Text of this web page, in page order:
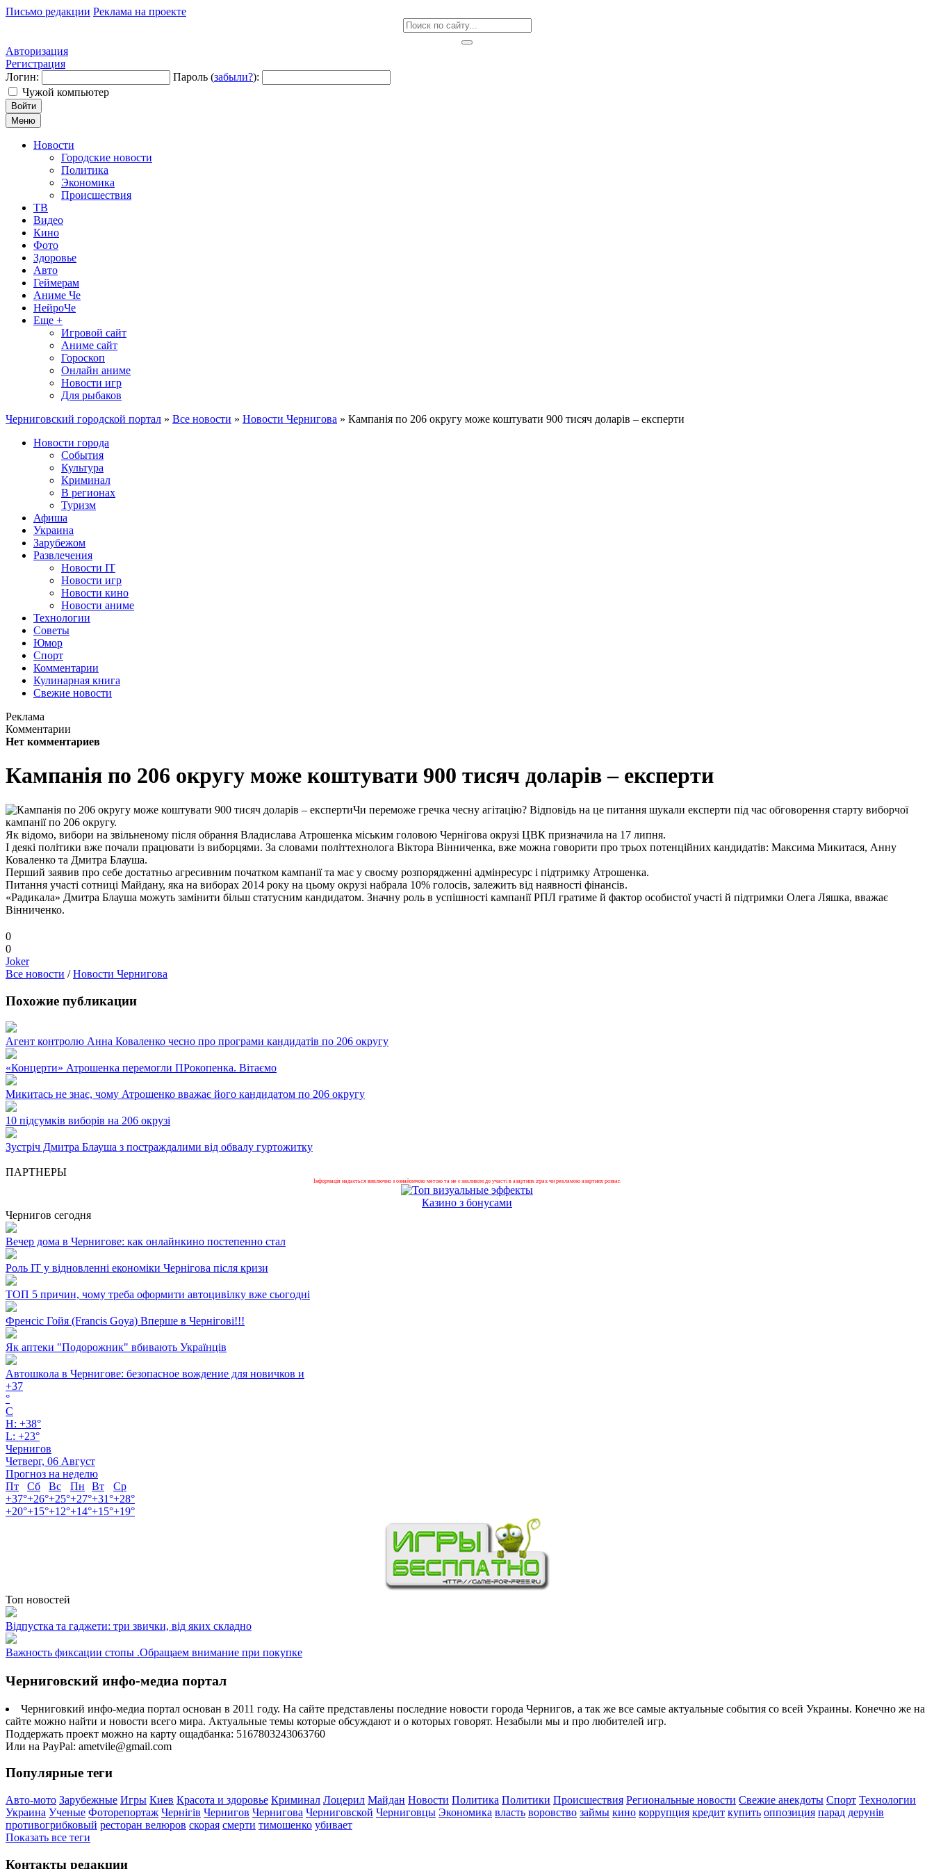
Письмо редакции Реклама на проекте
Авторизация
Регистрация
Логин:
Пароль (забыли?):
Чужой компьютер
Войти
Меню
Новости
Городские новости
Политика
Экономика
Происшествия
ТВ
Видео
Кино
Фото
Здоровье
Авто
Геймерам
Аниме Че
НейроЧе
Еще +
Игровой сайт
Аниме сайт
Гороскоп
Онлайн аниме
Новости игр
Для рыбаков
Черниговский городской портал » Все новости » Новости Чернигова » Кампанія по 206 округу може коштувати 900 тисяч доларів – експерти
Новости города
События
Культура
Криминал
В регионах
Туризм
Афиша
Украина
Зарубежом
Развлечения
Новости IT
Новости игр
Новости кино
Новости аниме
Технологии
Советы
Юмор
Спорт
Комментарии
Кулинарная книга
Свежие новости
Реклама
Комментарии
Нет комментариев
Кампанія по 206 округу може коштувати 900 тисяч доларів – експерти
Чи переможе гречка чесну агітацію? Відповідь на це питання шукали експерти під час обговорення старту виборчої
кампанії по 206 округу.
Як відомо, вибори на звільненому після обрання Владислава Атрошенка міським головою Чернігова окрузі ЦВК призначила на 17 липня.
І деякі політики вже почали працювати із виборцями. За словами політтехнолога Віктора Вінниченка, вже можна говорити про трьох потенційних кандидатів: Максима Микитася, Анну
Коваленко та Дмитра Блауша.
Перший заявив про себе достатньо агресивним початком кампанії та має у своєму розпорядженні адмінресурс і підтримку Атрошенка.
Питання участі сотниці Майдану, яка на виборах 2014 року на цьому окрузі набрала 10% голосів, залежить від наявності фінансів.
«Радикала» Дмитра Блауша можуть замінити більш статусним кандидатом. Значну роль в успішності кампанії РПЛ гратиме й фактор особистої участі й підтримки Олега Ляшка, вважає
Вінниченко.
0
0
Joker
Все новости /Новости Чернигова
Похожие публикации
Агент контролю Анна Коваленко чесно про програми кандидатів по 206 округу
«Концерти» Атрошенка перемогли ПРокопенка. Вітаємо
Микитась не знає, чому Атрошенко вважає його кандидатом по 206 округу
10 підсумків виборів на 206 окрузі
Зустріч Дмитра Блауша з постраждалими від обвалу гуртожитку
ПАРТНЕРЫ
Інформація надається виключно з ознайомчою метою та не є закликом до участі в азартних іграх чи рекламою азартних розваг.
Казино з бонусами
Чернигов сегодня
Вечер дома в Чернигове: как онлайнкино постепенно стал
Роль ІТ у відновленні економіки Чернігова після кризи
ТОП 5 причин, чому треба оформити автоцивілку вже сьогодні
Френсіс Гойя (Francis Goya) Вперше в Чернігові!!!
Як аптеки "Подорожник" вбивають Українців
Автошкола в Чернигове: безопасное вождение для новичков и
+37
°
C
H: +38°
L: +23°
Чернигов
Четверг, 06 Август
Прогноз на неделю
Пт
Сб Вс Пн Вт
Ср
+37°+26°+25°+27°+31°+28°
+20°+15°+12°+14°+15°+19°
Топ новостей
Відпустка та гаджети: три звички, від яких складно
Важность фиксации стопы .Обращаем внимание при покупке
Черниговский инфо-медиа портал
Черниговкий инфо-медиа портал основан в 2011 году. На сайте представлены последние новости города Чернигов, а так же все самые актуальные события со всей Украины. Конечно же на
сайте можно найти и новости всего мира. Актуальные темы которые обсуждают и о которых говорят. Незабыли мы и про любителей игр.
Поддержать проект можно на карту ощадбанка: 5167803243063760
Или на PayPal: ametvile@gmail.com
Популярные теги
Авто-мото Зарубежные Игры Киев Красота и здоровье Криминал Лоцерил Майдан Новости Политика Политики Происшествия Региональные новости Свежие анекдоты Спорт Технологии
Украина Ученые Фоторепортаж Чернігів Чернигов Чернигова Черниговской Черниговцы Экономика власть воровство займы кино коррупция кредит купить оппозиция парад дерунів
противогрибковый ресторан велюров скорая смерти тимошенко убивает
Показать все теги
Контакты редакции